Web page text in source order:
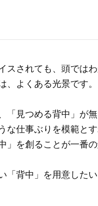
スされても、頭では
、よくある光景です。
見つめる背中」が
な仕事ぶりを模範と
」を創ることが一番の
背中」を用意したい